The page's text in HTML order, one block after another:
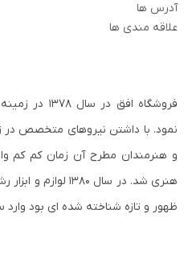
آدرس ها
علاقه مندی ها
فروشگاه افق
نمود. با داشتن نیروهای متخصص در
و هنرمندان مطرح آن زمان کم کم
هنری شد. در سال
ظهور و تازه شناخته شده ای بود وارد